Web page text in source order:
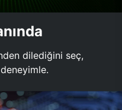
dilediğini seç,